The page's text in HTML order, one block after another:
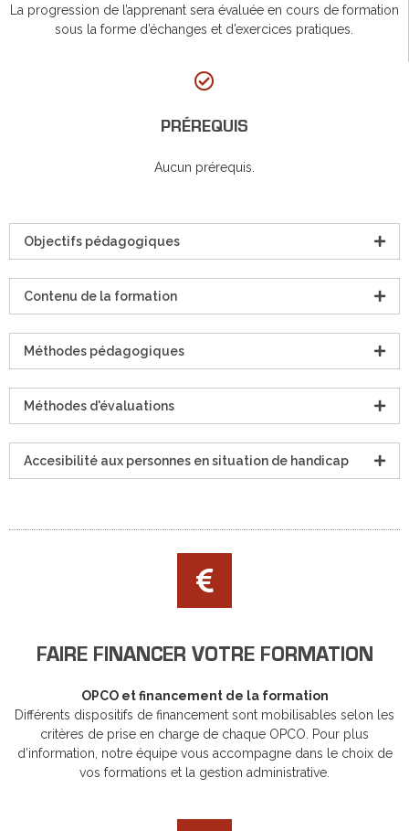
La progression de l’apprenant sera évaluée en cours de formation
sous la forme d’échanges et d’exercices pratiques.
PRÉREQUIS
Aucun prérequis.
Objectifs pédagogiques
Contenu de la formation
Méthodes pédagogiques
Méthodes d'évaluations
Accesibilité aux personnes en situation de handicap
FAIRE FINANCER VOTRE FORMATION
OPCO et financement de la formation
Différents dispositifs de financement sont mobilisables selon les
critères de prise en charge de chaque OPCO. Pour plus
d’information, notre équipe vous accompagne dans le choix de
vos formations et la gestion administrative.